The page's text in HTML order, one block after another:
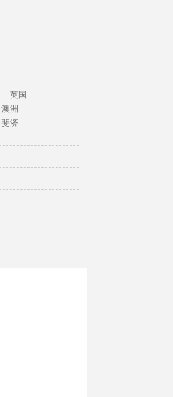
英国
澳洲
斐济